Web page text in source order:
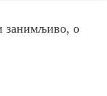
занимљиво, o